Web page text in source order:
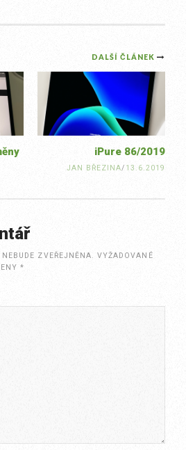
DALŠÍ ČLÁNEK
iPure 86/2019
JAN BŘEZINA/ 13.6.2019
ZVEŘEJNĚNA. VYŽADOVANÉ
*